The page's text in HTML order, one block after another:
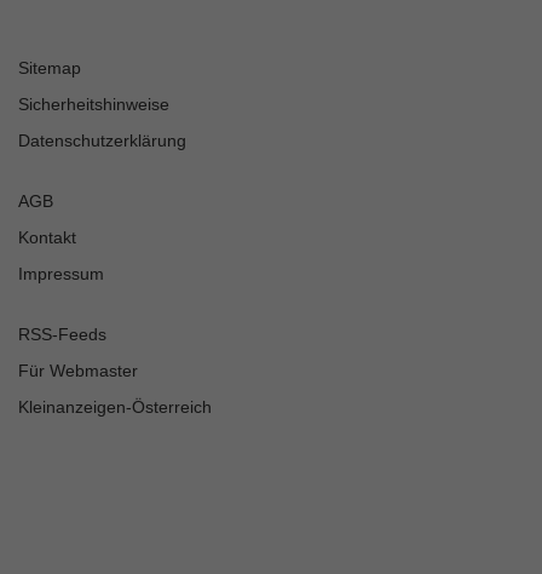
Sitemap
Sicherheitshinweise
Datenschutzerklärung
AGB
Kontakt
Impressum
RSS-Feeds
Für Webmaster
Kleinanzeigen-Österreich